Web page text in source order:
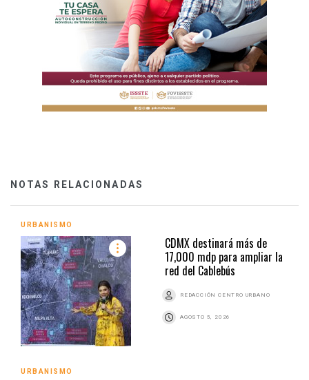
NOTAS RELACIONADAS
URBANISMO
CDMX destinará más de
17,000 mdp para ampliar la
red del Cablebús
REDACCIÓN CENTRO URBANO
AGOSTO 5, 2026
URBANISMO